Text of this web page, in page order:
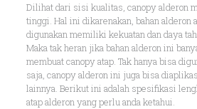
Dilihat dari sisi kualitas, canopy alderon
tinggi. Hal ini dikarenakan, bahan alderon
digunakan memiliki kekuatan dan daya
Maka tak heran jika bahan alderon ini
membuat canopy atap. Tak hanya bisa
saja, canopy alderon ini juga bisa
lainnya. Berikut ini adalah spesifikasi
atap alderon yang perlu anda ketahui.